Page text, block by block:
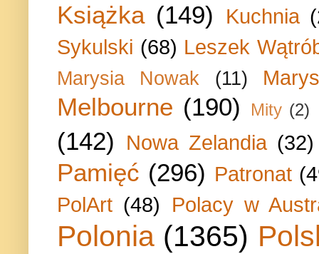
Książka (149) Kuchnia
Sykulski (68) Leszek
Marysia Nowak (11)
Melbourne (190) Mity (2)
(142) Nowa Zelandia (32)
Pamięć (296) Patronat
PolArt (48) Polacy w
Polonia (1365)